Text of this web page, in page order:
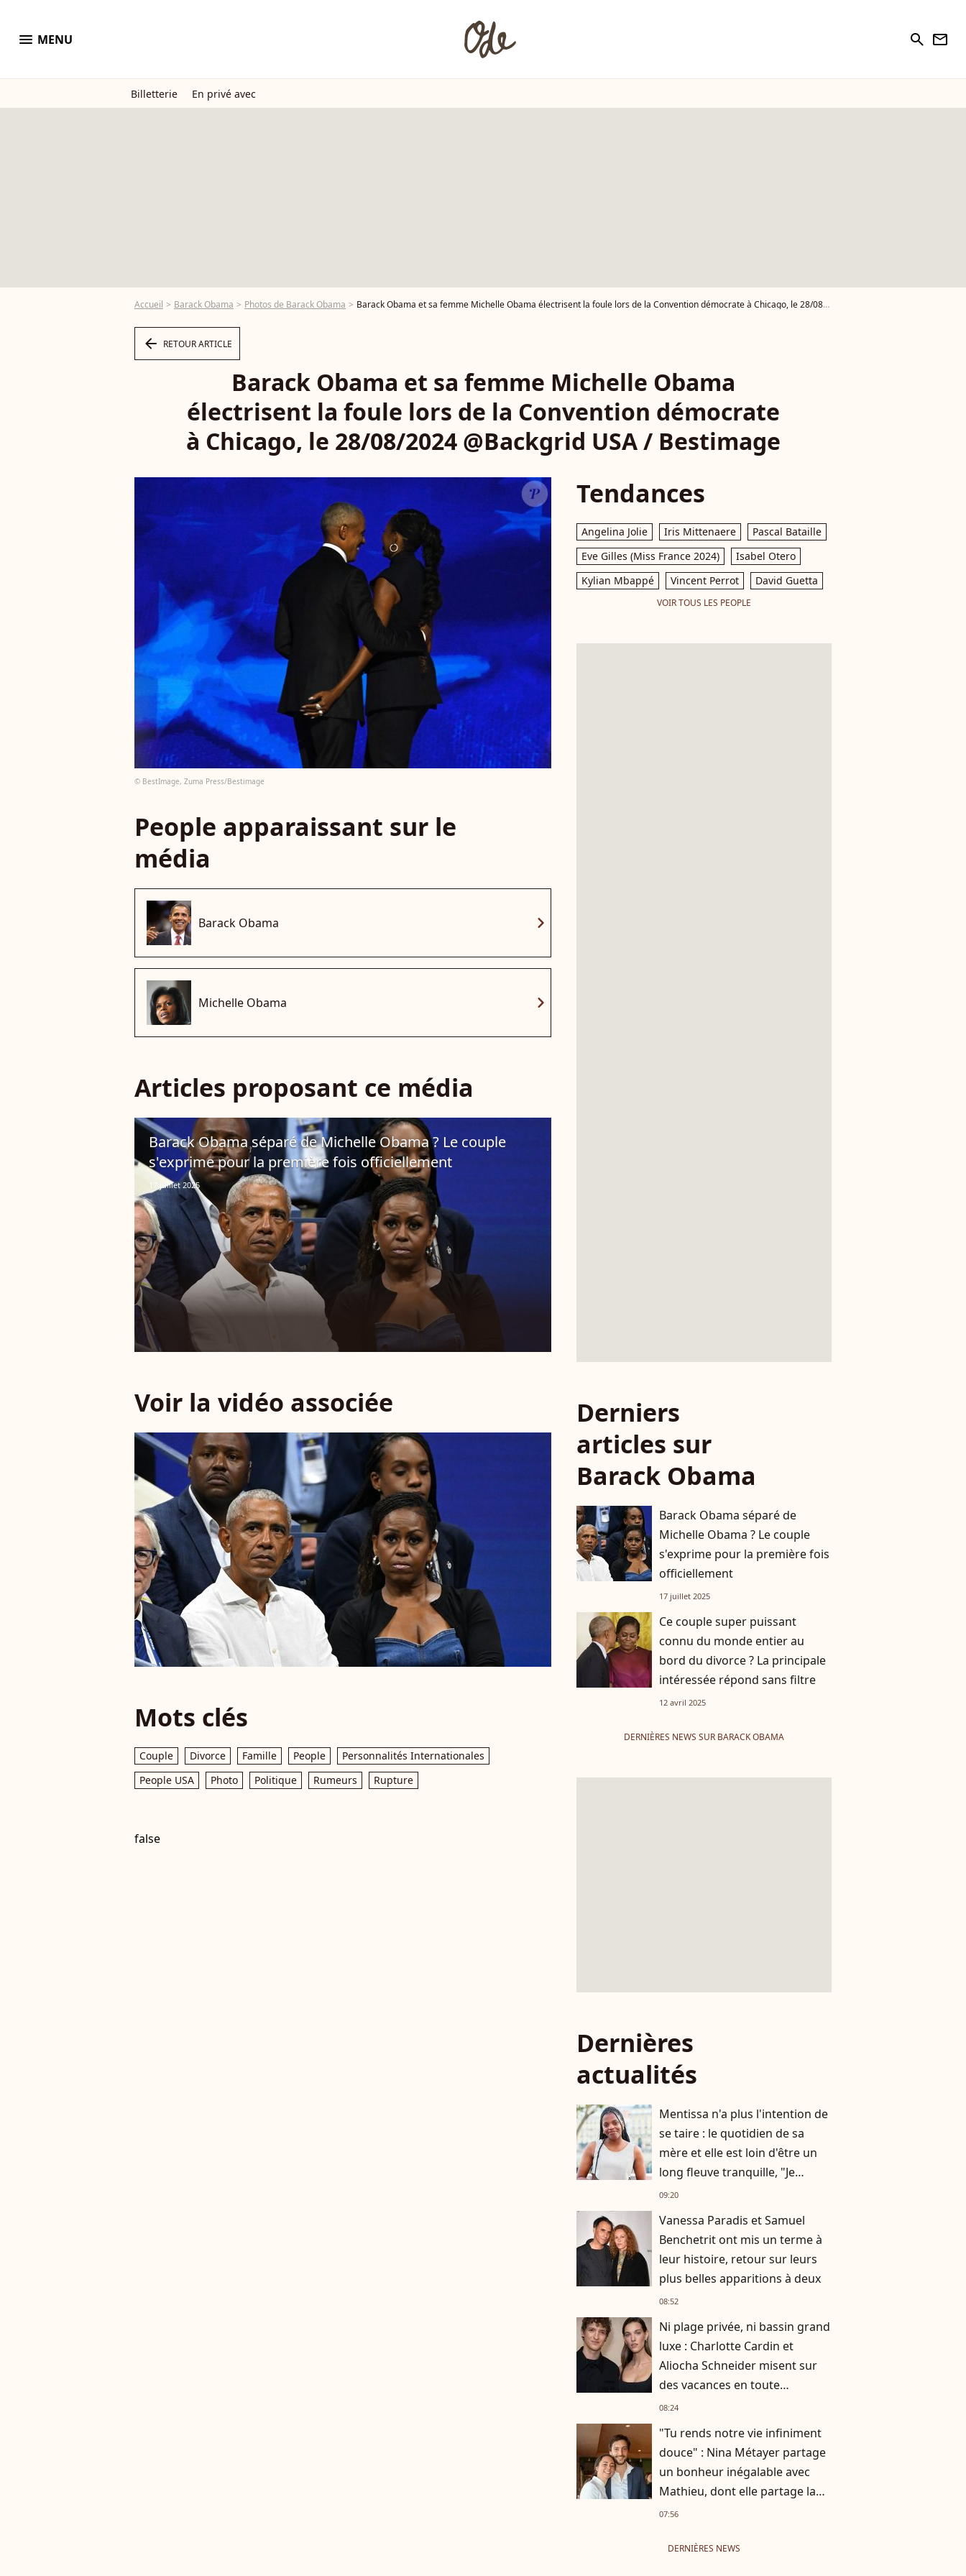
menu MENU search newsletter
Billetterie En privé avec
Accueil Barack Obama Photos de Barack Obama Barack Obama et sa femme Michelle Obama électrisent la foule lors de la Convention démocrate à Chicago, le 28/08/2024 @Backgrid USA / Bestimage - Photo
arrow_left RETOUR ARTICLE
Barack Obama et sa femme Michelle Obama
électrisent la foule lors de la Convention démocrate
à Chicago, le 28/08/2024 @Backgrid USA / Bestimage
© BestImage, Zuma Press/Bestimage
People apparaissant sur le
média
Barack Obama chevron_right
Michelle Obama chevron_right
Articles proposant ce média
Barack Obama séparé de Michelle Obama ? Le couple
s'exprime pour la première fois officiellement
17 juillet 2025
Voir la vidéo associée
Mots clés
Couple Divorce Famille People
Personnalités Internationales
People USA
Photo Politique Rumeurs Rupture
false
Tendances
Angelina Jolie Iris Mittenaere
Pascal Bataille
Eve Gilles (Miss France 2024)
Isabel Otero
Kylian Mbappé
Vincent Perrot David Guetta
VOIR TOUS LES PEOPLE
Derniers
articles sur
Barack Obama
Barack Obama séparé de
Michelle Obama ? Le couple
s'exprime pour la première fois
officiellement
17 juillet 2025
Ce couple super puissant
connu du monde entier au
bord du divorce ? La principale
intéressée répond sans filtre
12 avril 2025
DERNIÈRES NEWS SUR BARACK OBAMA
Dernières
actualités
Mentissa n'a plus l'intention de
se taire : le quotidien de sa
mère et elle est loin d'être un
long fleuve tranquille, "Je
n'aurais jamais cru en parler
09:20
Vanessa Paradis et Samuel
Benchetrit ont mis un terme à
leur histoire, retour sur leurs
plus belles apparitions à deux
08:52
Ni plage privée, ni bassin grand
luxe : Charlotte Cardin et
Aliocha Schneider misent sur
des vacances en toute
simplicité
08:24
"Tu rends notre vie infiniment
douce" : Nina Métayer partage
un bonheur inégalable avec
Mathieu, dont elle partage la
vie depuis 10 ans
07:56
DERNIÈRES NEWS